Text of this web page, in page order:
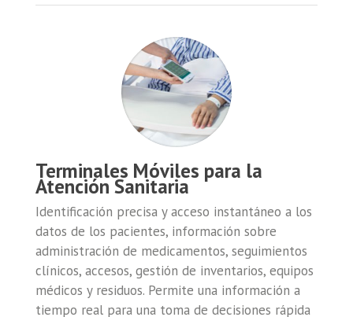
Terminales Móviles para la
Atención Sanitaria
Identificación precisa y acceso instantáneo a los
datos de los pacientes, información sobre
administración de medicamentos, seguimientos
clínicos, accesos, gestión de inventarios, equipos
médicos y residuos. Permite una información a
tiempo real para una toma de decisiones rápida